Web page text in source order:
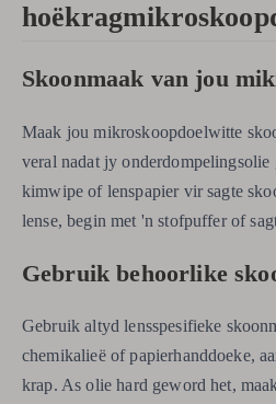
Skoonmaak van jou
Maak jou mikroskoopdoelwitte
veral nadat jy
kimwipe of lenspapier vir sagte
lense, begin met 'n stofpuffer of
Gebruik behoorlike
Gebruik altyd lensspesifieke
chemikalieë of papierhanddoeke,
krap. As olie hard geword het,